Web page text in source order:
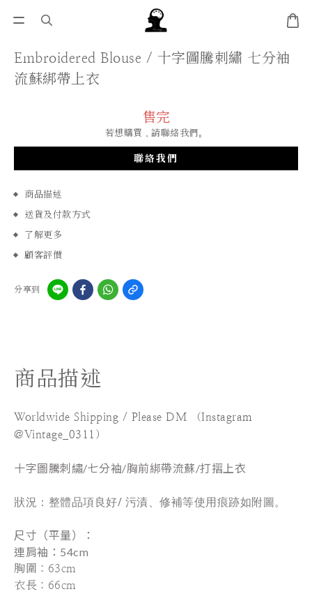
Embroidered Blouse / 十字圖騰刺繡 七分袖
流蘇綁帶上衣
售完
若想購買，請聯絡我們。
聯絡我們
商品描述
送貨及付款方式
了解更多
顧客評價
分享到
商品描述
Worldwide Shipping / Please DM （Instagram
@Vintage_0311）
十字圖騰刺繡/七分袖/胸前綁帶流蘇/打摺上衣
狀況：整體品項良好/ 污漬、修補等使用痕跡如附圖。
尺寸（平量）：
連肩袖 ：54cm
胸圍：63cm
衣長：66cm